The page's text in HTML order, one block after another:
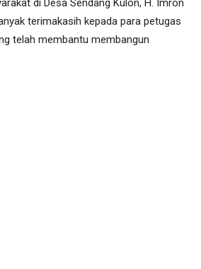
di Desa Sendang Kulon, H. Imron
terimakasih kepada para petugas
telah membantu membangun